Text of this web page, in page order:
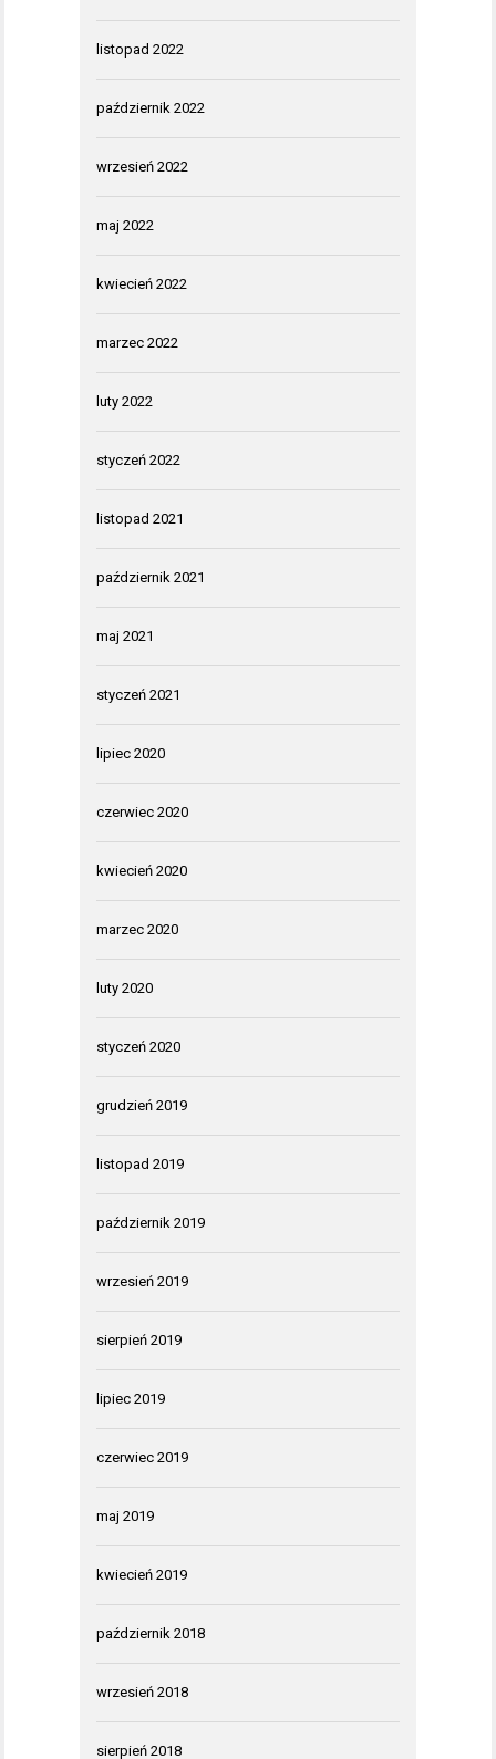
listopad 2022
październik 2022
wrzesień 2022
maj 2022
kwiecień 2022
marzec 2022
luty 2022
styczeń 2022
listopad 2021
październik 2021
maj 2021
styczeń 2021
lipiec 2020
czerwiec 2020
kwiecień 2020
marzec 2020
luty 2020
styczeń 2020
grudzień 2019
listopad 2019
październik 2019
wrzesień 2019
sierpień 2019
lipiec 2019
czerwiec 2019
maj 2019
kwiecień 2019
październik 2018
wrzesień 2018
sierpień 2018